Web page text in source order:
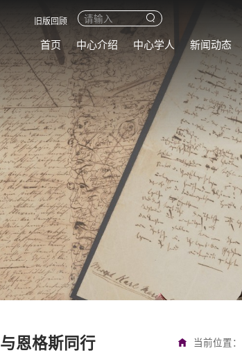
旧版回顾
首页 中心介绍 中心学人 新闻动态
与恩格斯同行 当前位置：